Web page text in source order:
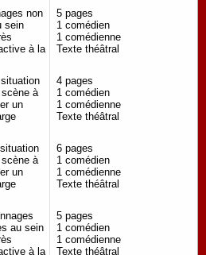
non
sein
à la
5 pages
1 comédien
1 comédienne
Texte théâtral
à
un
4 pages
1 comédien
1 comédienne
Texte théâtral
à
un
6 pages
1 comédien
1 comédienne
Texte théâtral
au sein
à la
5 pages
1 comédien
1 comédienne
Texte théâtral